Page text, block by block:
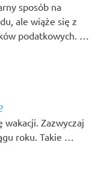
sposób na
ale wiąże się z
podatkowych. …
wakacji. Zazwyczaj
roku. Takie …